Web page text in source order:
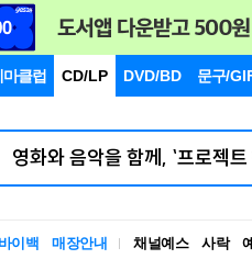
클럽 CD/LP DVD/BD 문구/
바이백 매장안내 채널예스 사락